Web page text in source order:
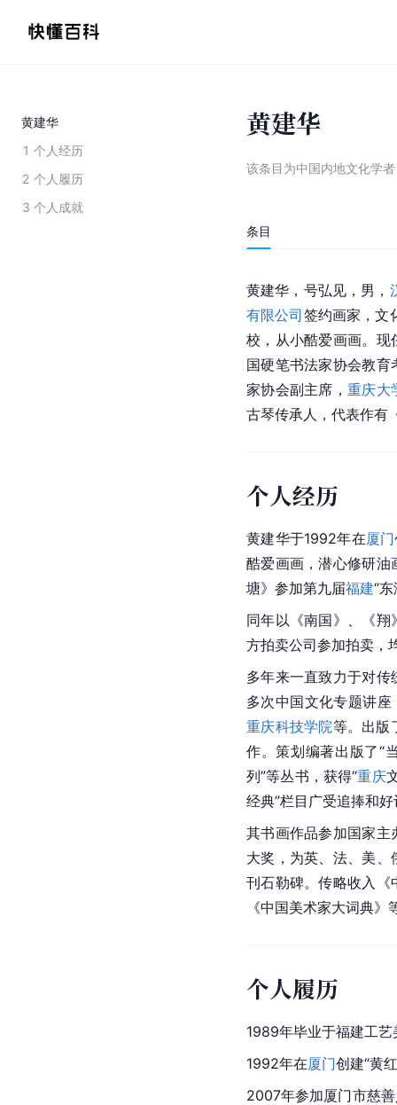
黄建华
1 个人经历
2 个人履历
3 个人成就
黄建华
该条目为中国内地文化学
条目
黄建华，号弘见，男，
有限公司签约画家，文
校，从小酷爱画画。
国硬笔书法家协会教
家协会副主席，重庆大
古琴传承人，代表作有
个人经历
黄建华于1992年在厦门
酷爱画画，潜心修研油
塘》参加第九届福建“
同年以《南国》、《
方拍卖公司参加拍卖，
多年来一直致力于对
多次中国文化专题讲座
重庆科技学院等。出版
作。策划编著出版了“
列”等丛书，获得“重庆
经典”栏目广受追捧和
其书画作品参加国家主
大奖，为英、法、美、
刊石勒碑。传略收入《
《中国美术家大词典》
个人履历
1989年毕业于福建工艺
1992年在厦门创建“黄
2007年参加厦门市慈